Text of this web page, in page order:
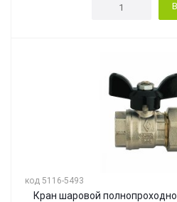
код 5116-5493
Кран шаровой